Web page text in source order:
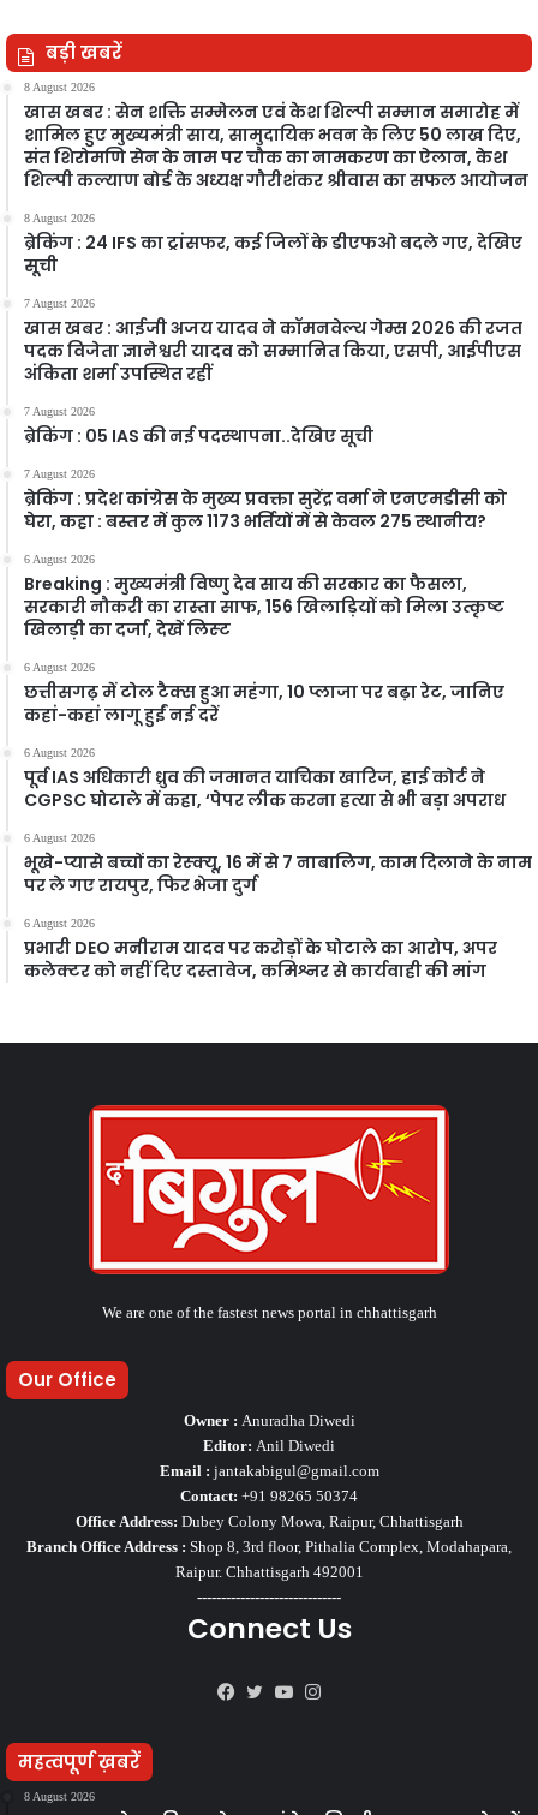
बड़ी खबरें
8 August 2026
खास खबर : सेन शक्ति सम्मेलन एवं केश शिल्पी सम्मान समारोह में
शामिल हुए मुख्यमंत्री साय, सामुदायिक भवन के लिए 50 लाख दिए,
संत शिरोमणि सेन के नाम पर चौक का नामकरण का ऐलान, केश
शिल्पी कल्याण बोर्ड के अध्यक्ष गौरीशंकर श्रीवास का सफल आयोजन
8 August 2026
ब्रेकिंग : 24 IFS का ट्रांसफर, कई जिलों के डीएफओ बदले गए, देखिए
सूची
7 August 2026
खास खबर : आईजी अजय यादव ने कॉमनवेल्थ गेम्स 2026 की रजत
पदक विजेता ज्ञानेश्वरी यादव को सम्मानित किया, एसपी, आईपीएस
अंकिता शर्मा उपस्थित रहीं
7 August 2026
ब्रेकिंग : 05 IAS की नई पदस्थापना..देखिए सूची
7 August 2026
ब्रेकिंग : प्रदेश कांग्रेस के मुख्य प्रवक्ता सुरेंद्र वर्मा ने एनएमडीसी को
घेरा, कहा : बस्तर में कुल 1173 भर्तियों में से केवल 275 स्थानीय?
6 August 2026
Breaking : मुख्यमंत्री विष्णु देव साय की सरकार का फैसला,
सरकारी नौकरी का रास्ता साफ, 156 खिलाड़ियों को मिला उत्कृष्ट
खिलाड़ी का दर्जा, देखें लिस्‍ट
6 August 2026
छत्तीसगढ़ में टोल टैक्स हुआ महंगा, 10 प्लाजा पर बढ़ा रेट, जानिए
कहां-कहां लागू हुईं नई दरें
6 August 2026
पूर्व IAS अधिकारी ध्रुव की जमानत याचिका खारिज, हाई कोर्ट ने
CGPSC घोटाले में कहा, ‘पेपर लीक करना हत्या से भी बड़ा अपराध
6 August 2026
भूखे-प्यासे बच्चों का रेस्क्यू, 16 में से 7 नाबालिग, काम दिलाने के नाम
पर ले गए रायपुर, फिर भेजा दुर्ग
6 August 2026
प्रभारी DEO मनीराम यादव पर करोड़ों के घोटाले का आरोप, अपर
कलेक्टर को नहीं दिए दस्तावेज, कमिश्नर से कार्यवाही की मांग
We are one of the fastest news portal in chhattisgarh
Our Office
Owner : Anuradha Diwedi
Editor: Anil Diwedi
Email : jantakabigul@gmail.com
Contact: +91 98265 50374
Office Address: Dubey Colony Mowa, Raipur, Chhattisgarh
Branch Office Address : Shop 8, 3rd floor, Pithalia Complex, Modahapara,
Raipur. Chhattisgarh 492001
------------------------------
Connect Us
Facebook
TwitterYouTube
महत्वपूर्ण ख़बरें
8 August 2026